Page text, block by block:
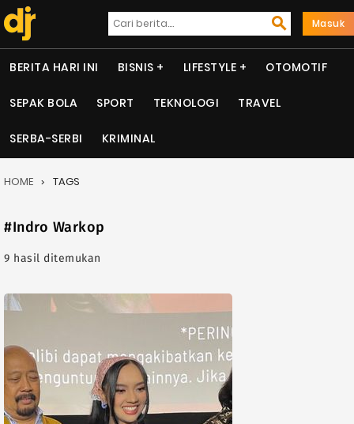
Masuk
BERITA HARI INI BISNIS LIFESTYLE OTOMOTIF
SEPAK BOLA SPORT TEKNOLOGI TRAVEL
SERBA-SERBI KRIMINAL
HOME TAGS
#Indro Warkop
9 hasil ditemukan